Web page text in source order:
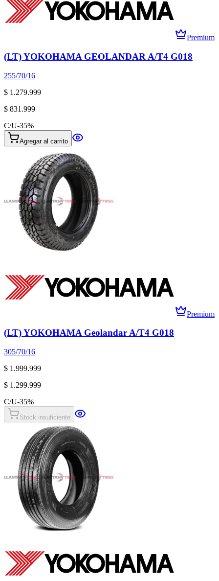
Premium
(LT) YOKOHAMA GEOLANDAR A/T4 G018
255/70/16
$ 1.279.999
$ 831.999
C/U-35%
Agregar al carrito
Premium
(LT) YOKOHAMA Geolandar A/T4 G018
305/70/16
$ 1.999.999
$ 1.299.999
C/U-35%
Stock insuficiente